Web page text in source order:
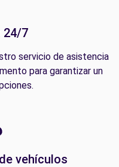
24/7
servicio de asistencia
para garantizar un
vehículos